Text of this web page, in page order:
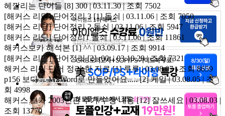
헤깔리는 단어들 [8] 300 | 03.11.30 | 조회 7502
[해커스 리딩] 단어정리 3 [1] 돌쇠 | 03.11.06 | 조회 7050
[해커스 리딩] 단어정리 2돌쇠 | 03.11.06 | 조회 5947
[해커스 리딩] 단어정리1돌쇠 | 03.11.06 | 조회 11861
해커스보카 해석본[1] ^^ | 03.09.17 | 조회 9914
[해커스 리딩] 단어정리[2] r00t | 03.10.29 | 조회 7321
해커스 리딩 단어 정리 한 자료[1] 루루 | 03.08.07 | 조회 8659
p156 보다 ... MSWord로 만들었어요.....[2] 케일 | 03.08.05 | 조
회 4998
해커스 보카 2003년판 추가/수정 내용[12] 잘쓰세요 | 03.08.03 |
조회 13770